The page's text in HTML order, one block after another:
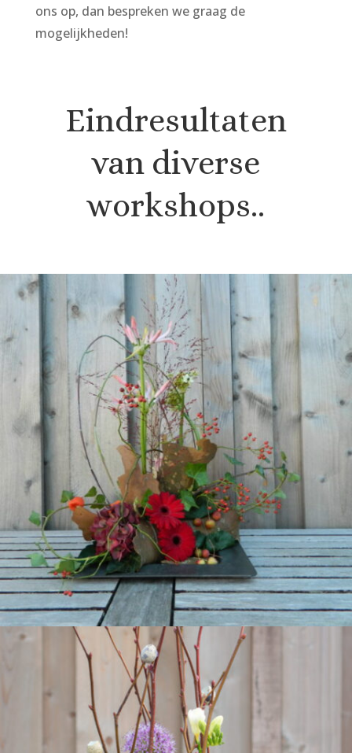
ons op, dan bespreken we graag de
mogelijkheden!
Eindresultaten
van diverse
workshops..